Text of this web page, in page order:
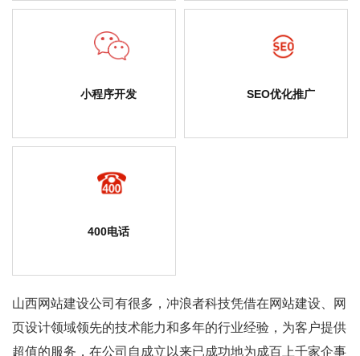
小程序开发 SEO优化推广
400电话
山西网站建设公司 有很多，冲浪者科技凭借在网站建设、网
页设计领域领先的技术能力和多年的行业经验，为客户提供
超值的服务，在公司自成立以来已成功地为成百上千家企事